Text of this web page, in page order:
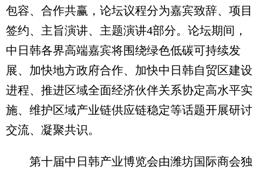
包容、合作共赢，论坛议程分为嘉宾致辞、项目
签约、主旨演讲、主题演讲4部分。论坛期间，
中日韩各界高端嘉宾将围绕绿色低碳可持续发
展、加快地方政府合作、加快中日韩自贸区建设
进程、推进区域全面经济伙伴关系协定高水平实
施、维护区域产业链供应链稳定等话题开展研讨
交流、凝聚共识。
第十届中日韩产业博览会由潍坊国际商会独